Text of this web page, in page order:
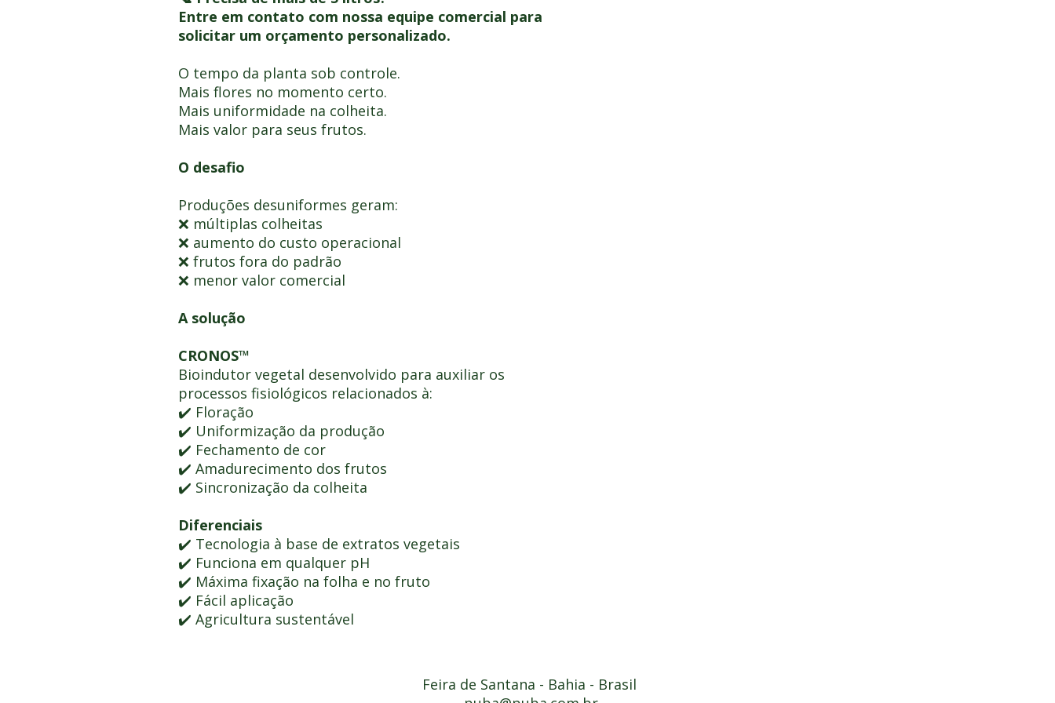
Entre em contato com nossa equipe comercial para
solicitar um orçamento personalizado.
O tempo da planta sob controle.
Mais flores no momento certo.
Mais uniformidade na colheita.
Mais valor para seus frutos.
O desafio
Produções desuniformes geram:
❌ múltiplas colheitas
❌ aumento do custo operacional
❌ frutos fora do padrão
❌ menor valor comercial
A solução
CRONOS™
Bioindutor vegetal desenvolvido para auxiliar os
processos fisiológicos relacionados à:
✔️ Floração
✔️ Uniformização da produção
✔️ Fechamento de cor
✔️ Amadurecimento dos frutos
✔️ Sincronização da colheita
Diferenciais
✔️ Tecnologia à base de extratos vegetais
✔️ Funciona em qualquer pH
✔️ Máxima fixação na folha e no fruto
✔️ Fácil aplicação
✔️ Agricultura sustentável
Feira de Santana - Bahia - Brasil